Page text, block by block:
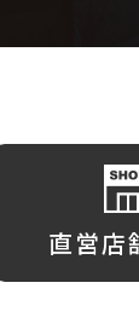
直営店